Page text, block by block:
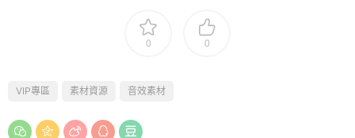
0 0
VIP專區 素材資源 音效素材